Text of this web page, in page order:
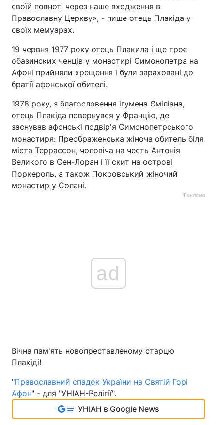
своїй повноті через наше входження в
Православну Церкву», - пише отець Плакіда у
своїх мемуарах.
19 червня 1977 року отець Плакила і ще троє
обазинских ченців у монастирі Симонопетра на
Афоні прийняли хрещення і були зараховані до
братії афонської обителі.
1978 року, з благословення ігумена Єміліана,
отець Плакіда повернувся у Францію, де
заснував афонські подвір'я Симонопетрського
монастиря: Преображенська жіноча обитель біля
міста Террассон, чоловіча на честь Антонія
Великого в Сен-Лоран і її скит на острові
Поркероль, а також Покровський жіночий
монастир у Солані.
Реклама
ad
Вічна пам'ять новопреставленому старцю
Плакіді!
"Православний спадок України на Святій Горі
Афон" - для "УНІАН-Релігії".
УНІАН в Google News